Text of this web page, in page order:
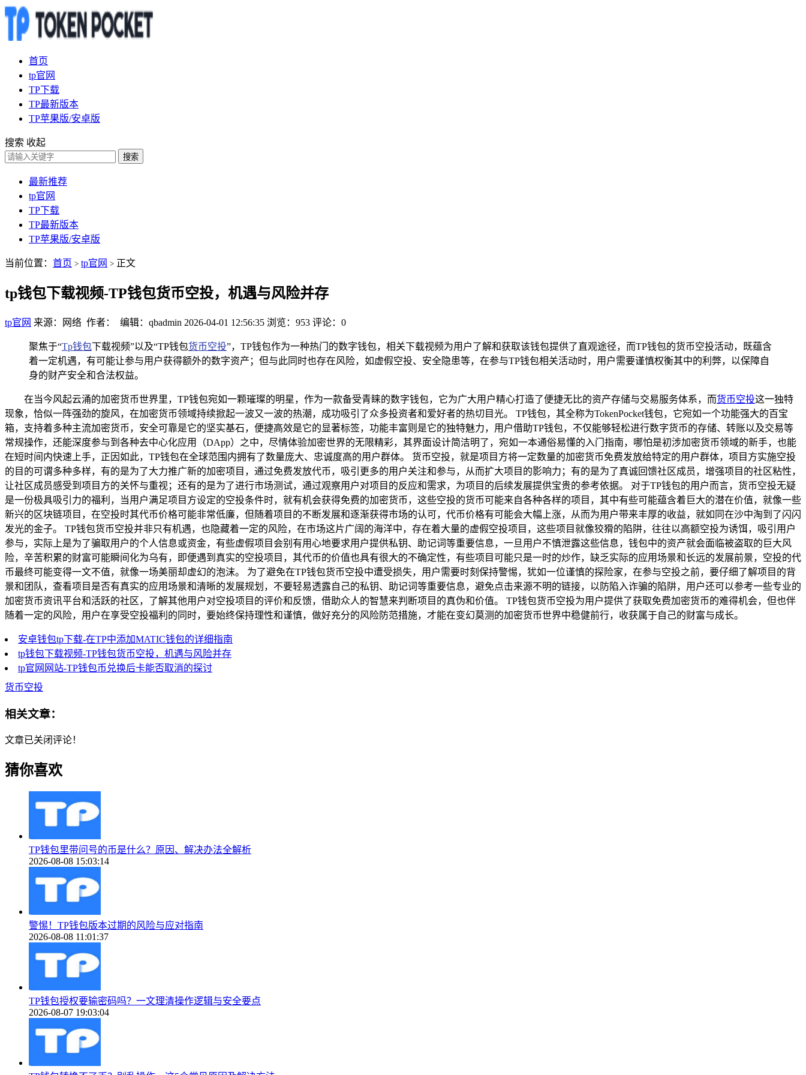
首页
tp官网
TP下载
TP最新版本
TP苹果版/安卓版
搜索 收起
搜索
最新推荐
tp官网
TP下载
TP最新版本
TP苹果版/安卓版
当前位置： 首页 > tp官网 > 正文
tp钱包下载视频-TP钱包货币空投，机遇与风险并存
tp官网 来源：网络 作者： 编辑：qbadmin 2026-04-01 12:56:35 浏览：953 评论：0
聚焦于“Tp钱包下载视频”以及“TP钱包货币空投”，TP钱包作为一种热门的数字钱包，相关下载视频为用户了解和获取该钱包提供了直观途径，而TP钱包的货币空投活动，既蕴含
着一定机遇，有可能让参与用户获得额外的数字资产；但与此同时也存在风险，如虚假空投、安全隐患等，在参与TP钱包相关活动时，用户需要谨慎权衡其中的利弊，以保障自
身的财产安全和合法权益。
在当今风起云涌的加密货币世界里，TP钱包宛如一颗璀璨的明星，作为一款备受青睐的数字钱包，它为广大用户精心打造了便捷无比的资产存储与交易服务体系，而货币空投这一独特
现象，恰似一阵强劲的旋风，在加密货币领域持续掀起一波又一波的热潮，成功吸引了众多投资者和爱好者的热切目光。 TP钱包，其全称为TokenPocket钱包，它宛如一个功能强大的百宝
箱，支持着多种主流加密货币，安全可靠是它的坚实基石，便捷高效是它的显著标签，功能丰富则是它的独特魅力，用户借助TP钱包，不仅能够轻松进行数字货币的存储、转账以及交易等
常规操作，还能深度参与到各种去中心化应用（DApp）之中，尽情体验加密世界的无限精彩，其界面设计简洁明了，宛如一本通俗易懂的入门指南，哪怕是初涉加密货币领域的新手，也能
在短时间内快速上手，正因如此，TP钱包在全球范围内拥有了数量庞大、忠诚度高的用户群体。 货币空投，就是项目方将一定数量的加密货币免费发放给特定的用户群体，项目方实施空投
的目的可谓多种多样，有的是为了大力推广新的加密项目，通过免费发放代币，吸引更多的用户关注和参与，从而扩大项目的影响力；有的是为了真诚回馈社区成员，增强项目的社区粘性，
让社区成员感受到项目方的关怀与重视；还有的是为了进行市场测试，通过观察用户对项目的反应和需求，为项目的后续发展提供宝贵的参考依据。 对于TP钱包的用户而言，货币空投无疑
是一份极具吸引力的福利，当用户满足项目方设定的空投条件时，就有机会获得免费的加密货币，这些空投的货币可能来自各种各样的项目，其中有些可能蕴含着巨大的潜在价值，就像一些
新兴的区块链项目，在空投时其代币价格可能非常低廉，但随着项目的不断发展和逐渐获得市场的认可，代币价格有可能会大幅上涨，从而为用户带来丰厚的收益，就如同在沙中淘到了闪闪
发光的金子。 TP钱包货币空投并非只有机遇，也隐藏着一定的风险，在市场这片广阔的海洋中，存在着大量的虚假空投项目，这些项目就像狡猾的陷阱，往往以高额空投为诱饵，吸引用户
参与，实际上是为了骗取用户的个人信息或资金，有些虚假项目会别有用心地要求用户提供私钥、助记词等重要信息，一旦用户不慎泄露这些信息，钱包中的资产就会面临被盗取的巨大风
险，辛苦积累的财富可能瞬间化为乌有，即便遇到真实的空投项目，其代币的价值也具有很大的不确定性，有些项目可能只是一时的炒作，缺乏实际的应用场景和长远的发展前景，空投的代
币最终可能变得一文不值，就像一场美丽却虚幻的泡沫。 为了避免在TP钱包货币空投中遭受损失，用户需要时刻保持警惕，犹如一位谨慎的探险家，在参与空投之前，要仔细了解项目的背
景和团队，查看项目是否有真实的应用场景和清晰的发展规划，不要轻易透露自己的私钥、助记词等重要信息，避免点击来源不明的链接，以防陷入诈骗的陷阱，用户还可以参考一些专业的
加密货币资讯平台和活跃的社区，了解其他用户对空投项目的评价和反馈，借助众人的智慧来判断项目的真伪和价值。 TP钱包货币空投为用户提供了获取免费加密货币的难得机会，但也伴
随着一定的风险，用户在享受空投福利的同时，要始终保持理性和谨慎，做好充分的风险防范措施，才能在变幻莫测的加密货币世界中稳健前行，收获属于自己的财富与成长。
安卓钱包tp下载-在TP中添加MATIC钱包的详细指南
tp钱包下载视频-TP钱包货币空投，机遇与风险并存
tp官网网站-TP钱包币兑换后卡能否取消的探讨
货币空投
相关文章：
文章已关闭评论！
猜你喜欢
TP钱包里带问号的币是什么？原因、解决办法全解析
2026-08-08 15:03:14
警惕！TP钱包版本过期的风险与应对指南
2026-08-08 11:01:37
TP钱包授权要输密码吗？一文理清操作逻辑与安全要点
2026-08-07 19:03:04